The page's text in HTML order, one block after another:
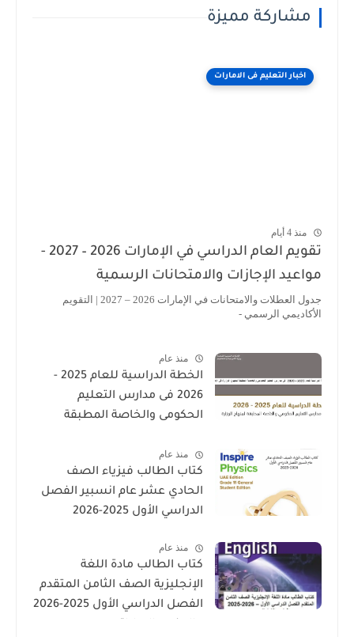
مشاركة مميزة
اخبار التعليم فى الامارات
منذ 4 أيام
تقويم العام الدراسي في الإمارات 2026 – 2027 -
مواعيد الإجازات والامتحانات الرسمية
جدول العطلات والامتحانات في الإمارات 2026 – 2027 | التقويم
الأكاديمي الرسمي -
منذ عام
الخطة الدراسية للعام 2025 -
2026 فى مدارس التعليم
الحكومى والخاصة المطبقة
منذ عام
كتاب الطالب فيزياء الصف
الحادي عشر عام انسبير الفصل
الدراسي الأول 2025-2026
منذ عام
كتاب الطالب مادة اللغة
الإنجليزية الصف الثامن المتقدم
الفصل الدراسي الأول 2025-2026